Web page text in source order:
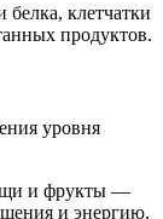
белка, клетчатки
продуктов.
уровня
и фрукты —
и энергию.